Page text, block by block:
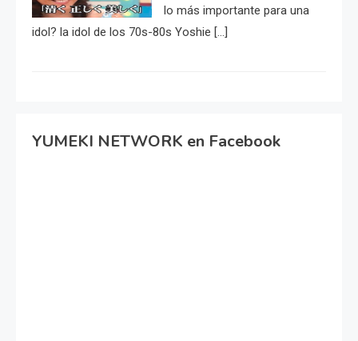
lo más importante para una
idol? la idol de los 70s-80s Yoshie […]
YUMEKI NETWORK en Facebook